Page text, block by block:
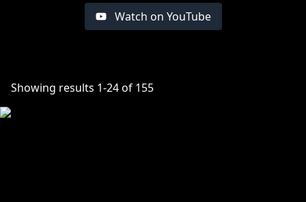
Watch on YouTube
Showing results 1-24of 155